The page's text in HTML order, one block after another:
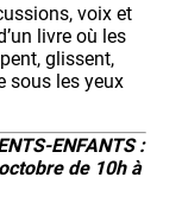
voix et
livre où les
glissent,
sous les yeux
ENFANTS :
de 10h à